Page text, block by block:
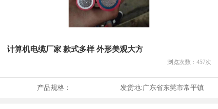
计算机电缆厂家 款式多样 外形美观大方
浏览次数： 457次
产品规格： 发货地:广东省东莞市常平镇